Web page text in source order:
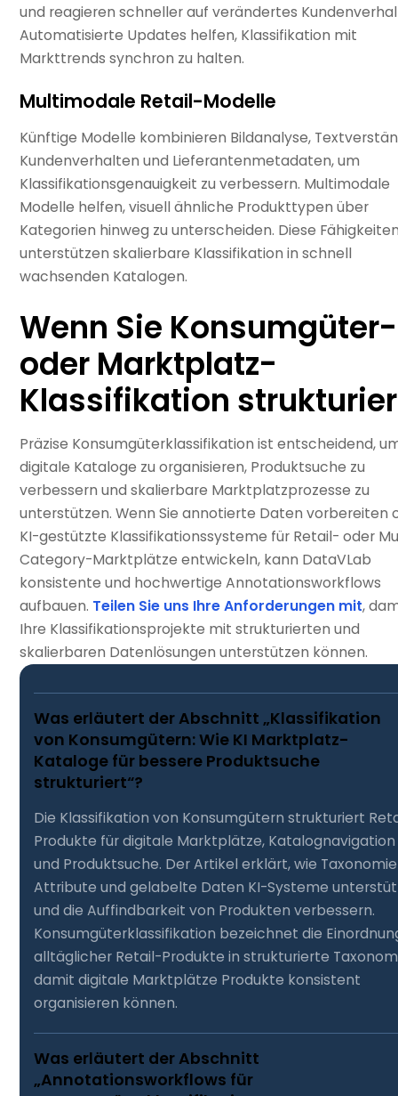
und reagieren schneller auf verändertes
Automatisierte Updates helfen, Klassifikation mit
Markttrends synchron zu halten.
Multimodale Retail-Modelle
Künftige Modelle kombinieren Bildanalyse,
Kundenverhalten und Lieferantenmetadaten, um
Klassifikationsgenauigkeit zu verbessern. Multimodale
Modelle helfen, visuell ähnliche Produkttypen über
Kategorien hinweg zu unterscheiden. Diese
unterstützen skalierbare Klassifikation in schnell
wachsenden Katalogen.
Wenn Sie Konsumgüter-
oder Marktplatz-
Klassifikation
Präzise Konsumgüterklassifikation ist entscheidend,
digitale Kataloge zu organisieren, Produktsuche zu
verbessern und skalierbare Marktplatzprozesse zu
unterstützen. Wenn Sie annotierte Daten vorbereiten
KI-gestützte Klassifikationssysteme für Retail- oder
Category-Marktplätze entwickeln, kann DataVLab
konsistente und hochwertige Annotationsworkflows
aufbauen. Teilen Sie uns Ihre Anforderungen mit,
Ihre Klassifikationsprojekte mit strukturierten und
skalierbaren Datenlösungen unterstützen können.
Was erläutert der Abschnitt „Klassifikation
von Konsumgütern: Wie KI Marktplatz-
Kataloge für bessere Produktsuche
strukturiert“?
Die Klassifikation von Konsumgütern strukturiert
Produkte für digitale Marktplätze, Katalognavigation
und Produktsuche. Der Artikel erklärt, wie
Attribute und gelabelte Daten KI-Systeme
und die Auffindbarkeit von Produkten verbessern.
Konsumgüterklassifikation bezeichnet die
alltäglicher Retail-Produkte in strukturierte
damit digitale Marktplätze Produkte konsistent
organisieren können.
Was erläutert der Abschnitt
„Annotationsworkflows für